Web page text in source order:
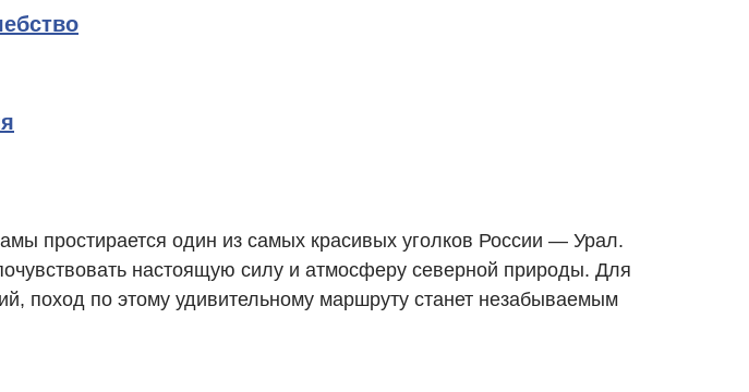
простирается один из самых красивых уголков России — Урал.
настоящую силу и атмосферу северной природы. Для
поход по этому удивительному маршруту станет незабываемым